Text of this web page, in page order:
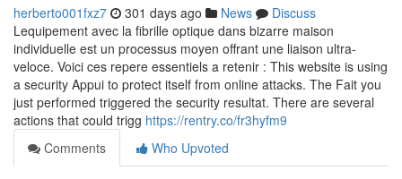
herberto001fxz7 301 days ago News
Discuss
Lequipement avec la fibrille optique dans bizarre maison
individuelle est un processus moyen offrant une liaison ultra-
veloce. Voici ces repere essentiels a retenir : This website is using
a security Appui to protect itself from online attacks. The Fait you
just performed triggered the security resultat. There are several
actions that could trigg https://rentry.co/fr3hyfm9
Comments
Who Upvoted